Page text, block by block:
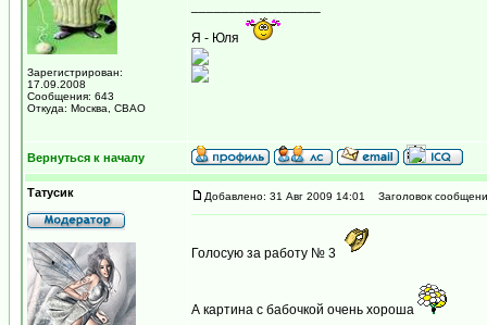
Зарегистрирован:
17.09.2008
Сообщения: 643
Откуда: Москва, СВАО
Я - Юля
Вернуться к началу
Татусик Добавлено: 31 Авг 2009 14:01 Заголовок
Голосую за работу № 3
А картина с бабочкой очень хороша